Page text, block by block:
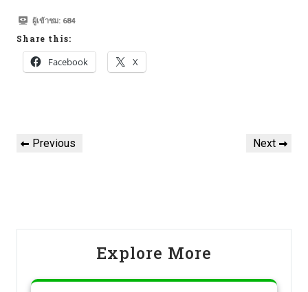
ผู้เข้าชม: 684
Share this:
Facebook X
Previous Next
Explore More